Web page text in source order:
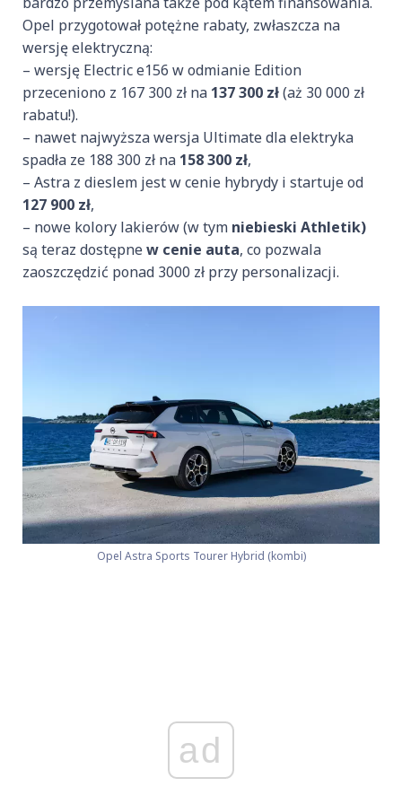
Opel przygotował potężne rabaty, zwłaszcza na
wersję elektryczną:
– wersję Electric e156 w odmianie Edition
przeceniono z 167 300 zł na 137 300 zł(aż 30 000 zł
rabatu!).
– nawet najwyższa wersja Ultimate dla elektryka
spadła ze 188 300 zł na 158 300 zł,
– Astra z dieslem jest w cenie hybrydy i startuje od
127 900 zł,
– nowe kolory lakierów (w tym niebieski Athletik)
są teraz dostępnew cenie auta, co pozwala
zaoszczędzić ponad 3000 zł przy personalizacji.
Opel Astra Sports Tourer Hybrid (kombi)
ad